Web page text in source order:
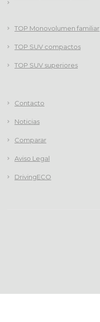
TOP Monovolumen familiar
TOP SUV compactos
TOP SUV superiores
Contacto
Noticias
Comparar
Aviso Legal
DrivingECO